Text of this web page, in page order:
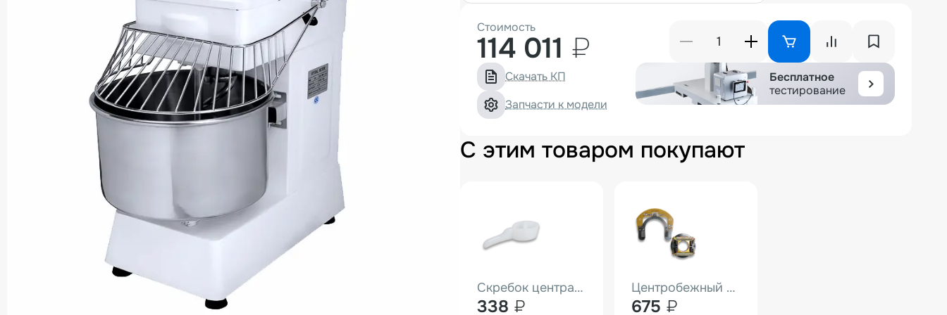
Стоимость
114 011 ₽
Скачать КП
Запчасти к модели
Бесплатное
тестирование
С этим товаром покупают
Скребок центрального отсекателя для тестомесов серии HS
338 ₽
Центробежный выключатель для HS-50
675 ₽